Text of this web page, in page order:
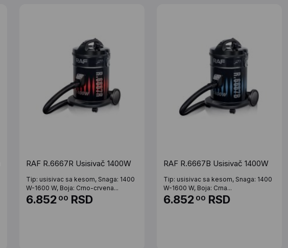
RAF R.6667R Usisivač 1400W
Tip: usisivac sa kesom, Snaga: 1400
W-1600 W, Boja: Crno-crvena...
6.852 00 RSD
RAF R.6667B Usisivač 1400W
Tip: usisivac sa kesom, Snaga: 1400
W-1600 W, Boja: Crna...
6.852 00 RSD